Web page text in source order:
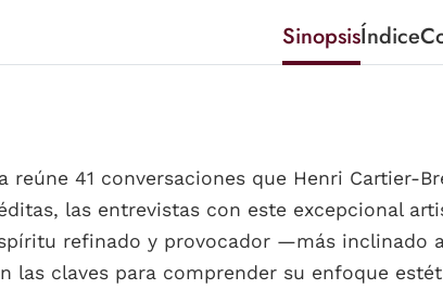
SinopsisÍndice
reúne 41 conversaciones que Henri Cartier-
las entrevistas con este excepcional
refinado y provocador —más inclinado
las claves para comprender su enfoque